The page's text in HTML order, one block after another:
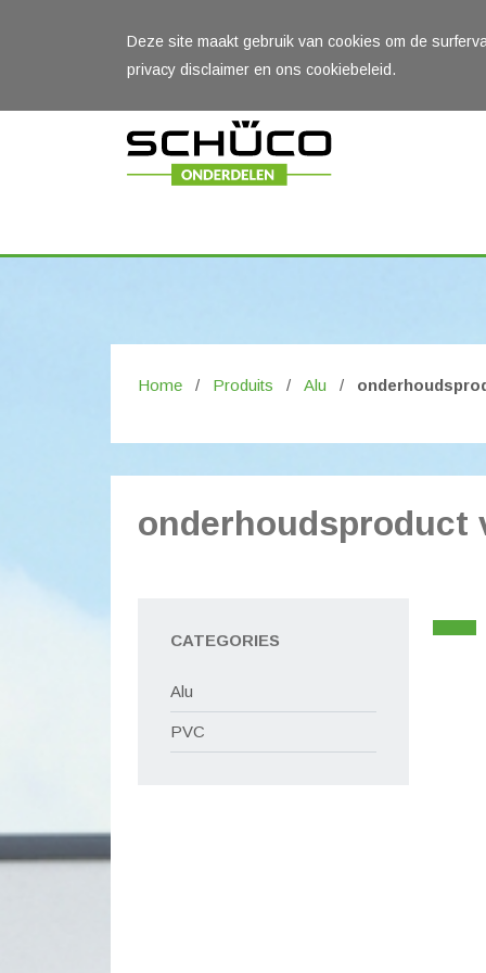
Deze site maakt gebruik van cookies om de
privacy disclaimer en ons cookiebeleid.
Home / Produits / Alu /
onderhoudsproduct
CATEGORIES
Alu
PVC